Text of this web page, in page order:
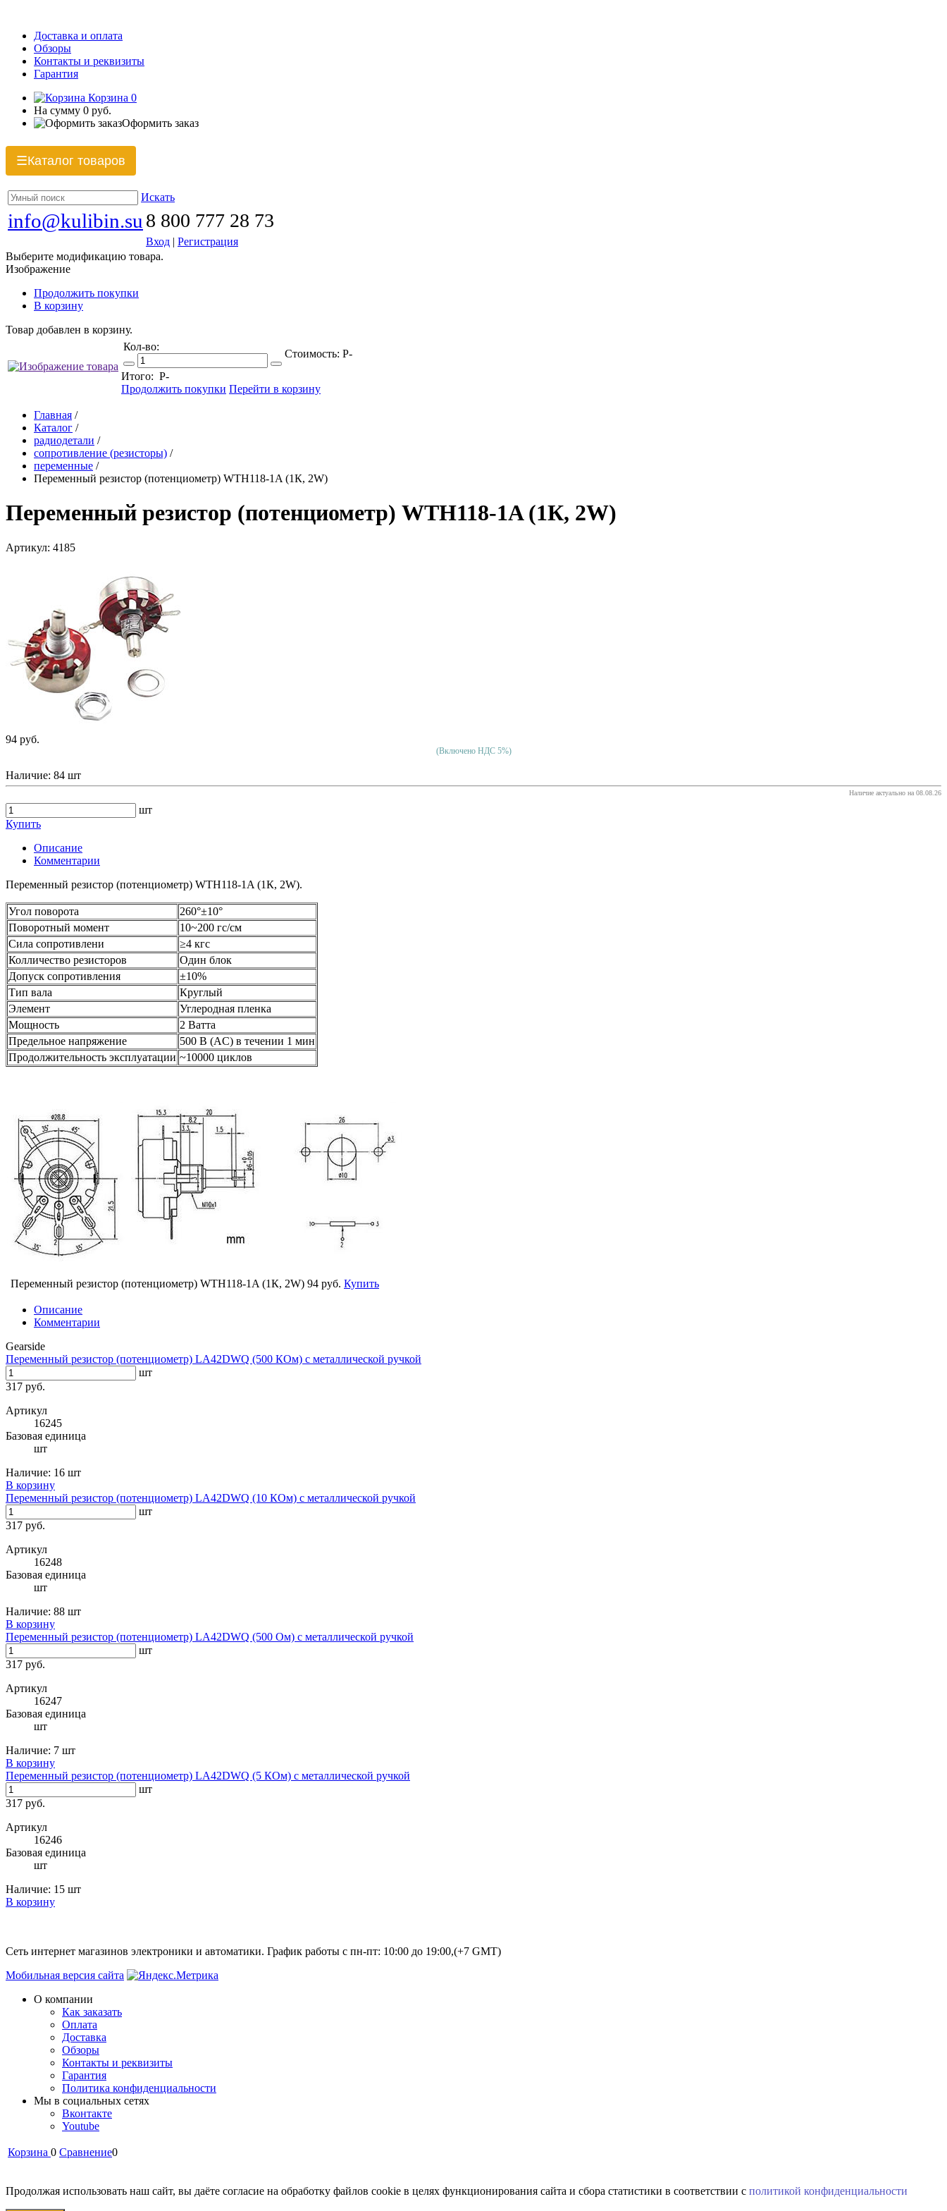
Доставка и оплата
Обзоры
Контакты и реквизиты
Гарантия
Корзина 0
На сумму 0 руб.
Оформить заказ
☰Каталог товаров
Искать
info@kulibin.su 8 800 777 28 73
Вход | Регистрация
Выберите модификацию товара.
Изображение
Продолжить покупки
В корзину
Товар добавлен в корзину.
Кол-во:
Стоимость: Р-
Итого: Р-
Продолжить покупки Перейти в корзину
Главная /
Каталог /
радиодетали /
сопротивление (резисторы) /
переменные /
Переменный резистор (потенциометр) WTH118-1A (1К, 2W)
Переменный резистор (потенциометр) WTH118-1A (1К, 2W)
Артикул: 4185
94 руб.
(Включено НДС 5%)
Наличие: 84 шт
Наличие актуально на 08.08.26
шт
Купить
Описание
Комментарии
Переменный резистор (потенциометр) WTH118-1A (1К, 2W).
Угол поворота
260°±10°
Поворотный момент
10~200 гс/см
Сила сопротивлени
≥4 кгс
Колличество резисторов
Один блок
Допуск сопротивления
±10%
Тип вала
Круглый
Элемент
Углеродная пленка
Мощность
2 Ватта
Предельное напряжение
500 В (AC) в течении 1 мин
Продолжительность эксплуатации ~10000 циклов
Переменный резистор (потенциометр) WTH118-1A (1К, 2W) 94 руб. Купить
Описание
Комментарии
Gearside
Переменный резистор (потенциометр) LA42DWQ (500 КОм) с металлической ручкой
шт
317 руб.
Артикул
16245
Базовая единица
шт
Наличие: 16 шт
В корзину
Переменный резистор (потенциометр) LA42DWQ (10 КОм) с металлической ручкой
шт
317 руб.
Артикул
16248
Базовая единица
шт
Наличие: 88 шт
В корзину
Переменный резистор (потенциометр) LA42DWQ (500 Ом) с металлической ручкой
шт
317 руб.
Артикул
16247
Базовая единица
шт
Наличие: 7 шт
В корзину
Переменный резистор (потенциометр) LA42DWQ (5 КОм) с металлической ручкой
шт
317 руб.
Артикул
16246
Базовая единица
шт
Наличие: 15 шт
В корзину
Сеть интернет магазинов электроники и автоматики. График работы с пн-пт: 10:00 до 19:00,(+7 GMT)
Мобильная версия сайта
О компании
Как заказать
Оплата
Доставка
Обзоры
Контакты и реквизиты
Гарантия
Политика конфиденциальности
Мы в cоциальных сетях
Вконтакте
Youtube
Корзина 0 Сравнение0
Продолжая использовать наш сайт, вы даёте согласие на обработку файлов cookie в целях функционирования сайта и сбора статистики в соответствии с политикой конфиденциальности